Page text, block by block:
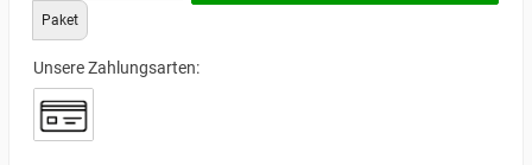
Paket
Unsere Zahlungsarten: